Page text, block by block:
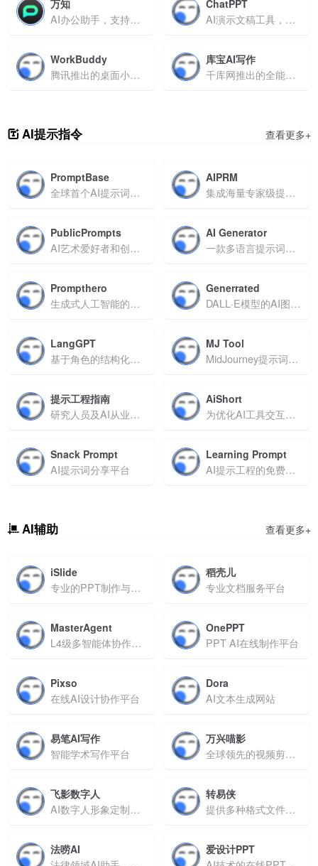
万知
AI办公助手，支持文档解析与PPT智能生成
ChatPPT
AI演示文稿工具，支持主题创作、文档转换与智能美化排版
WorkBuddy
腾讯推出的桌面小龙虾AI智能体
库宝AI写作
千库网推出的全能AI智能伙伴助手
AI提示指令 查看更多+
PromptBase
全球首个AI提示词交易市场
AIPRM
集成海量专家级提示词模板
PublicPrompts
AI艺术爱好者和创作者设计的开源资源平台
AI Generator
一款多语言提示词优化工具
Prompthero
生成式人工智能的提示词平台
Generrated
DALL·E模型的AI图像生成提示词分享平台
LangGPT
基于角色的结构化提示词工具
MJ Tool
MidJourney提示词生成器
提示工程指南
研究人员及AI从业者的在线资源库
AiShort
为优化AI工具交互设计的提示词管理平台
Snack Prompt
AI提示词分享平台
Learning Prompt
AI提示工程的免费学习平台
AI辅助 查看更多+
iSlide
专业的PPT制作与协作平台
稻壳儿
专业文档服务平台
MasterAgent
L4级多智能体协作平台
OnePPT
PPT AI在线制作平台
Pixso
在线AI设计协作平台
Dora
AI文本生成网站
易笔AI写作
智能学术写作平台
万兴喵影
全球领先的视频剪辑软件
飞影数字人
AI数字人形象定制工具
转易侠
提供多种格式文件转换
法唠AI 爱设计PPT